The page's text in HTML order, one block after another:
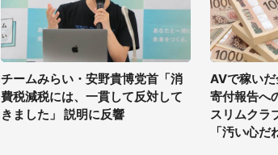
チームみらい・安野貴博党首「消
費税減税には、一貫して反対して
きました」 説明に反響
AVで稼い
寄付報告へ
スリムクラ
「汚い心だ